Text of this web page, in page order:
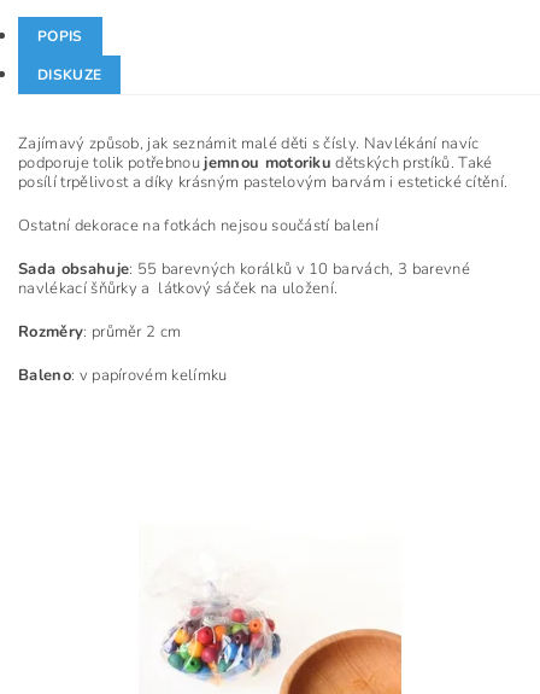
POPIS
DISKUZE
Zajímavý způsob, jak seznámit malé děti s čísly. Navlékání navíc
podporuje tolik potřebnoujemnou motoriku dětských prstíků. Také
posílí trpělivost a díky krásným pastelovým barvám i estetické cítění.
Ostatní dekorace na fotkách nejsou součástí balení
Sada obsahuje: 55 barevných korálků v 10 barvách, 3 barevné
navlékací šňůrky a látkový sáček na uložení.
Rozměry: průměr 2 cm
Baleno: v papírovém kelímku